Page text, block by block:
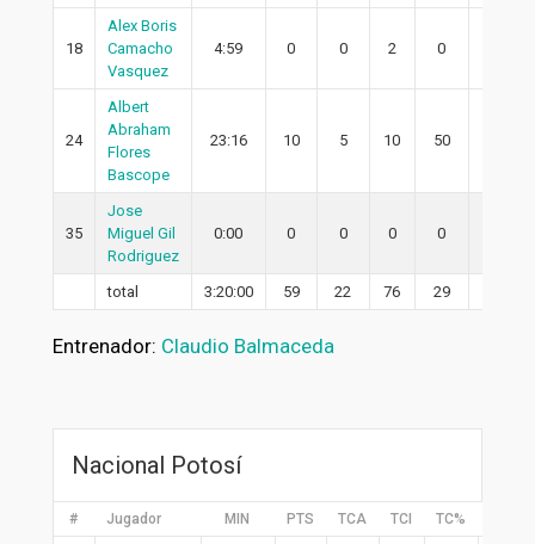
18
Alex Boris
Camacho
Vasquez
4:59 0 0 2 0
24
Albert
Abraham
Flores
Bascope
23:16 10 5 10 50
35
Jose
Miguel Gil
Rodriguez
0:00 0 0 0 0
total 3:20:00 59 22 76 29
Entrenador: Claudio Balmaceda
Nacional Potosí
# Jugador MIN PTS TCA TCI TC%